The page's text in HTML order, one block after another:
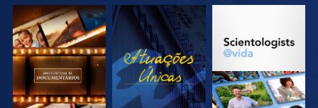
EXPLORE A SÉRIE VEJA EXPLORE A SÉRIE